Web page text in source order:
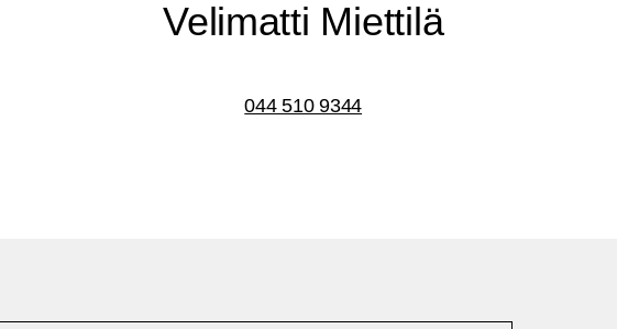
Veli­mat­ti Miettilä
044 510 9344